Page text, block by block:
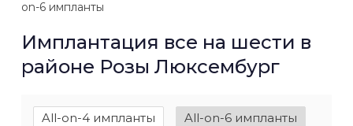
on-6 импланты
Имплантация все на шести в
районе Розы Люксембург
All-on-4 импланты All-on-6 импланты